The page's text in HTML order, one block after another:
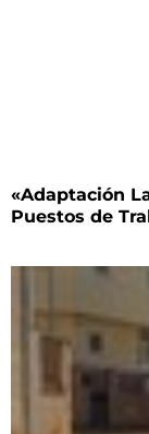
«Adaptación
Puestos de